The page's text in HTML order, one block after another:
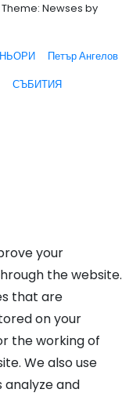
Theme: Newses by
Петър Ангелов
СЪБИТИЯ
your
the website.
that are
on your
the working of
We also use
and